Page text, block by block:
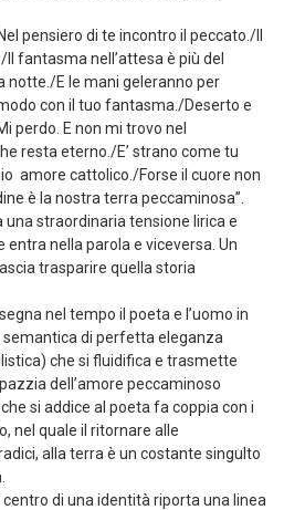
pensiero di te incontro il peccato./Il
fantasma nell’attesa è più del
notte./E le mani geleranno per
con il tuo fantasma./Deserto e
perdo. E non mi trovo nel
resta eterno./E’ strano come tu
amore cattolico./Forse il cuore non
è la nostra terra peccaminosa”.
una straordinaria tensione lirica e
nella parola e viceversa. Un
trasparire quella storia
nel tempo il poeta e l’uomo in
semantica di perfetta eleganza
che si fluidifica e trasmette
dell’amore peccaminoso
si addice al poeta fa coppia con i
nel quale il ritornare alle
alla terra è un costante singulto
centro di una identità riporta una linea